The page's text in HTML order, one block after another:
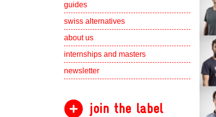
guides
swiss alternatives
about us
Show
internships and masters Show
newsletter
join the label